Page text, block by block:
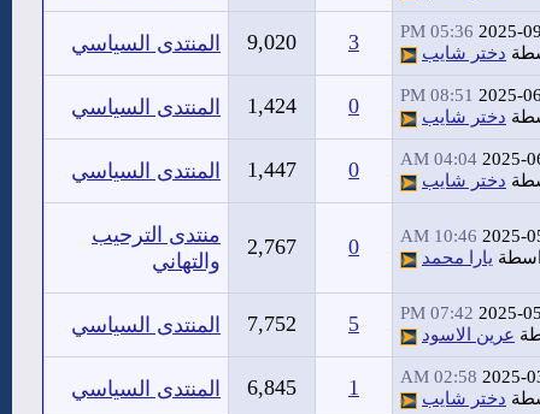
2025-
05:36 PM
دختر شايب 3
9,020 المنتدى السياسي
2025-
08:51 PM
دختر شايب 0
1,424 المنتدى السياسي
2025-
04:04 AM
دختر شايب 0
1,447 المنتدى السياسي
2025-
10:46 AM
يارا محمد 0
2,767
منتدى الترحيب
والتهاني
2025-
07:42 PM
عرين الاسود 5
7,752 المنتدى السياسي
2025-
02:58 AM
دختر شايب 1
6,845 المنتدى السياسي